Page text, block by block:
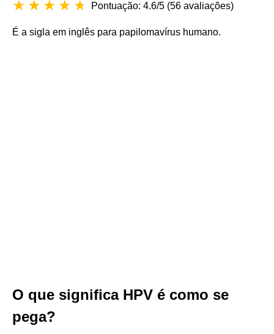
Pontuação: 4.6/5 (56 avaliações)
É a sigla em inglês para papilomavírus humano.
O que significa HPV é como se
pega?